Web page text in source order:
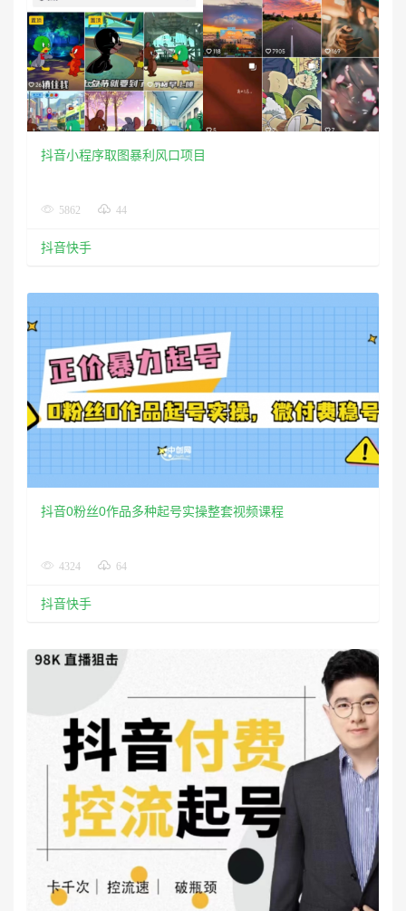
抖音小程序取图暴利风口项目
5862 44
抖音快手
抖音0粉丝0作品多种起号实操整套视频课程
4324 64
抖音快手